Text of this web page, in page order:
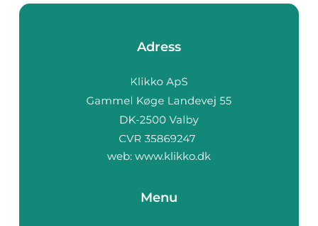
Adress
web: www.klikko.dk
Menu